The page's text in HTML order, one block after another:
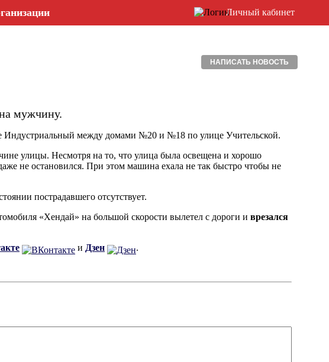
Личный кабинет
НАПИСАТЬ НОВОСТЬ
мужчину.
Индустриальный между домами №20 и №18 по улице Учительской.
улицы. Несмотря на то, что улица была освещена и хорошо
не остановился. При этом машина ехала не так быстро чтобы не
пострадавшего отсутствует.
«Хендай» на большой скорости вылетел с дороги и врезался
и Дзен .